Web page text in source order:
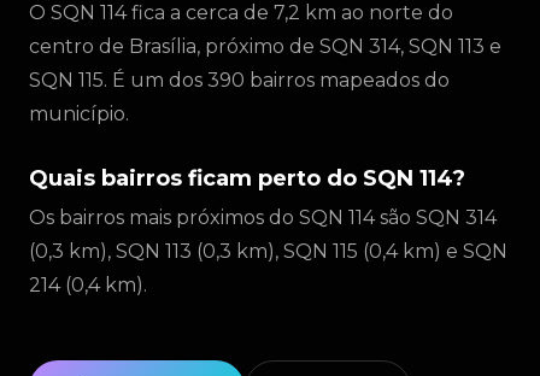
O SQN 114 fica a cerca de 7,2 km ao norte do
centro de Brasília, próximo de SQN 314, SQN 113 e
SQN 115. É um dos 390 bairros mapeados do
município.
Quais bairros ficam perto do SQN 114?
Os bairros mais próximos do SQN 114 são SQN 314
(0,3 km), SQN 113 (0,3 km), SQN 115 (0,4 km) e SQN
214 (0,4 km).